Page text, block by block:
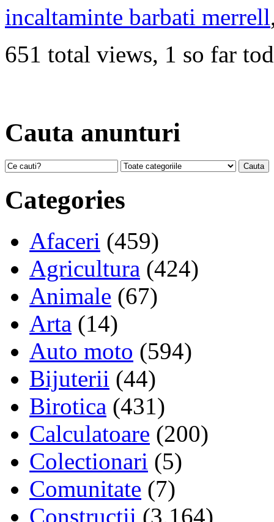
incaltaminte barbati merrell
651 total views, 1 so far
Cauta anunturi
Categories
Afaceri (459)
Agricultura (424)
Animale (67)
Arta (14)
Auto moto (594)
Bijuterii (44)
Birotica (431)
Calculatoare (200)
Colectionari (5)
Comunitate (7)
Constructii (3,164)